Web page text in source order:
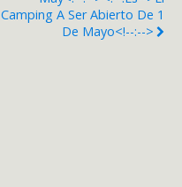
Camping A Ser Abierto De 1
De Mayo<!--:-->